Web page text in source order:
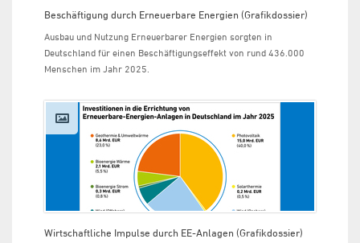
Beschäftigung durch Erneuerbare Energien (Grafikdossier)
Ausbau und Nutzung Erneuerbarer Energien sorgten in
Deutschland für einen Beschäftigungseffekt von rund 436.000
Menschen im Jahr 2025.
Wirtschaftliche Impulse durch EE-Anlagen (Grafikdossier)